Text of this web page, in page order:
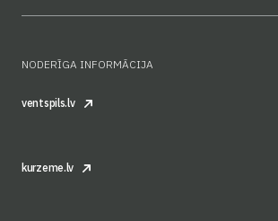
NODERĪGA INFORMĀCIJA
ventspils.lv
kurzeme.lv